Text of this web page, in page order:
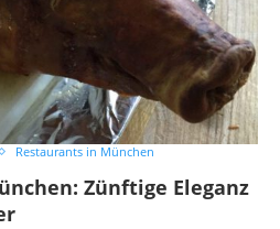
Restaurants in München
Zünftige Eleganz